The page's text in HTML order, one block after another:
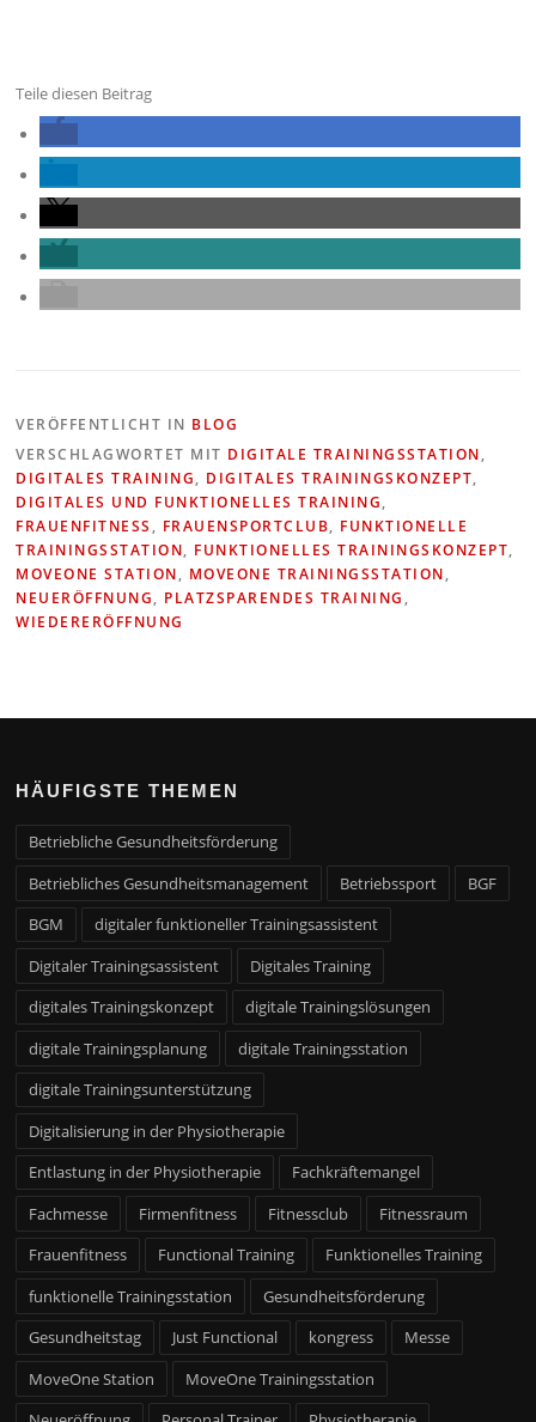
Teile diesen Beitrag
VERÖFFENTLICHT IN BLOG
VERSCHLAGWORTET MIT DIGITALE TRAININGSSTATION,
DIGITALES TRAINING, DIGITALES TRAININGSKONZEPT,
DIGITALES UND FUNKTIONELLES TRAINING,
FRAUENFITNESS , FRAUENSPORTCLUB, FUNKTIONELLE
TRAININGSSTATION, FUNKTIONELLES TRAININGSKONZEPT,
MOVEONE STATION, MOVEONE TRAININGSSTATION,
NEUERÖFFNUNG, PLATZSPARENDES TRAINING ,
WIEDERERÖFFNUNG
HÄUFIGSTE THEMEN
Betriebliche Gesundheitsförderung
Betriebliches Gesundheitsmanagement
Betriebssport
BGF
BGM
digitaler funktioneller Trainingsassistent
Digitaler Trainingsassistent
Digitales Training
digitales Trainingskonzept
digitale Trainingslösungen
digitale Trainingsplanung
digitale Trainingsstation
digitale Trainingsunterstützung
Digitalisierung in der Physiotherapie
Entlastung in der Physiotherapie
Fachkräftemangel
Fachmesse
Firmenfitness Fitnessclub
Fitnessraum
Frauenfitness
Functional Training
Funktionelles Training
funktionelle Trainingsstation
Gesundheitsförderung
Gesundheitstag
Just Functional kongress
Messe
MoveOne Station
MoveOne Trainingsstation